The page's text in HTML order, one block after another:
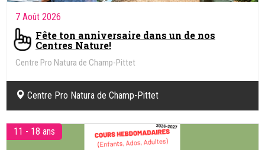
7 Août 2026
Fête ton anniversaire dans un de nos
Centres Nature!
Centre Pro Natura de Champ-Pittet
Centre Pro Natura de Champ-Pittet
11 - 18 ans